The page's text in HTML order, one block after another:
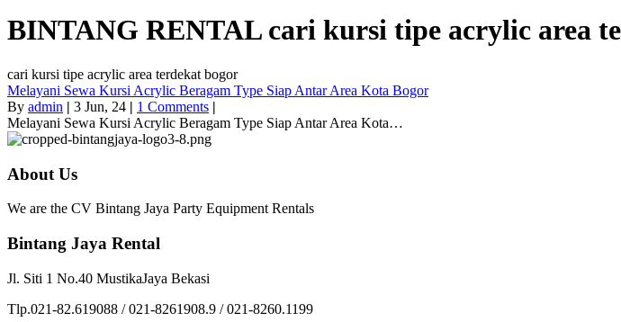
BINTANG RENTAL cari kursi tipe acrylic area
cari kursi tipe acrylic area terdekat bogor
Melayani Sewa Kursi Acrylic Beragam Type Siap Antar Area Kota Bogor
By admin | 3 Jun, 24 | 1 Comments |
Melayani Sewa Kursi Acrylic Beragam Type Siap Antar Area Kota…
About Us
We are the CV Bintang Jaya Party Equipment Rentals
Bintang Jaya Rental
Jl. Siti 1 No.40 MustikaJaya Bekasi
Tlp.021-82.619088 / 021-8261908.9 / 021-8260.1199